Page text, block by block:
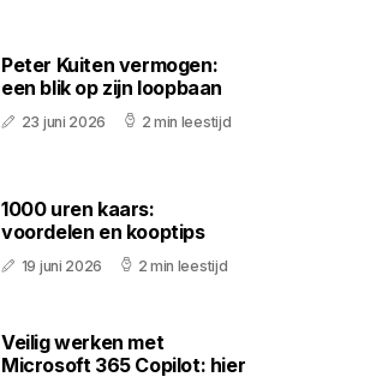
Peter Kuiten vermogen:
een blik op zijn loopbaan
23 juni 2026 2 min leestijd
1000 uren kaars:
voordelen en kooptips
19 juni 2026 2 min leestijd
Veilig werken met
Microsoft 365 Copilot: hier